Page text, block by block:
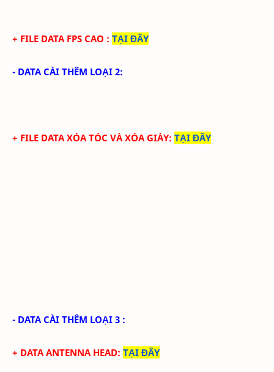
+ FILE DATA FPS CAO : TẠI ĐÂY
- DATA CÀI THÊM LOẠI 2:
+ FILE DATAXÓA TÓC VÀ XÓA GIÀY: TẠI ĐÂY
- DATA CÀI THÊM LOẠI 3 :
+ DATA ANTENNA HEAD: TẠI ĐÂY